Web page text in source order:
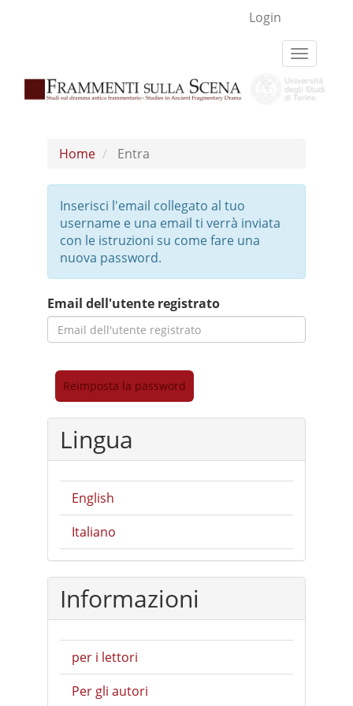
Barra
laterale
Login
Toggle
Home Entra
Inserisci l'email collegato al tuo
username e una email ti verrà inviata
con le istruzioni su come fare una
nuova password.
Email dell'utente registrato
Reimposta la password
Lingua
English
Italiano
Informazioni
per i lettori
Per gli autori